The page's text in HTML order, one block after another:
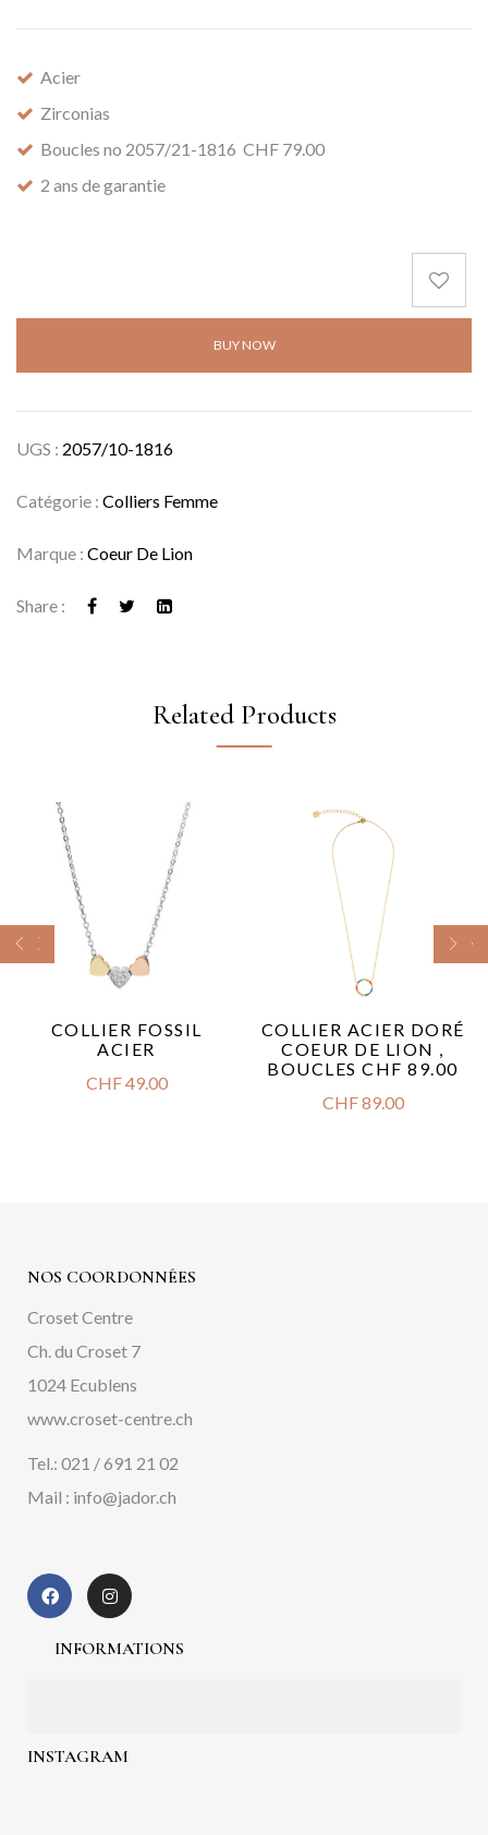
Acier
Zirconias
Boucles no 2057/21-1816 CHF 79.00
2 ans de garantie
BUY NOW
UGS : 2057/10-1816
Catégorie : Colliers Femme
Marque : Coeur De Lion
Share :
Related Products
COLLIER FOSSIL
ACIER
CHF49.00
COLLIER ACIER DORÉ
COEUR DE LION ,
BOUCLES CHF 89.00
CHF89.00
NOS COORDONNÉES
Croset Centre
Ch. du Croset 7
1024 Ecublens
www.croset-centre.ch
Tel.: 021 / 691 21 02
Mail : info@jador.ch
INFORMATIONS
INSTAGRAM